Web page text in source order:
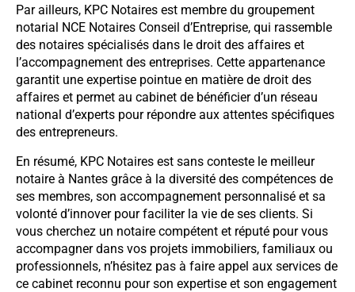
Par ailleurs, KPC Notaires est membre du groupement
notarial NCE Notaires Conseil d’Entreprise, qui rassemble
des notaires spécialisés dans le droit des affaires et
l’accompagnement des entreprises. Cette appartenance
garantit une expertise pointue en matière de droit des
affaires et permet au cabinet de bénéficier d’un réseau
national d’experts pour répondre aux attentes spécifiques
des entrepreneurs.
En résumé, KPC Notaires est sans conteste le meilleur
notaire à Nantes grâce à la diversité des compétences de
ses membres, son accompagnement personnalisé et sa
volonté d’innover pour faciliter la vie de ses clients. Si
vous cherchez un notaire compétent et réputé pour vous
accompagner dans vos projets immobiliers, familiaux ou
professionnels, n’hésitez pas à faire appel aux services de
ce cabinet reconnu pour son expertise et son engagement